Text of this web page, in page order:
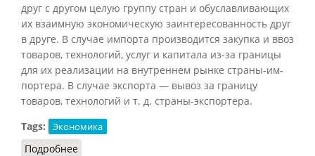
друг с другом целую группу стран и обуславливающих
их взаимную экономическую заинтересованность друг
в друге. В случае импорта производится закупка и ввоз
товаров, технологий, услуг и капитала из-за границы
для их реализации на внутреннем рынке страны-им-
портера. В случае экспорта — вывоз за границу
товаров, технологий и т. д. страны-экспортера.
Tags:
Экономика
Подробнее